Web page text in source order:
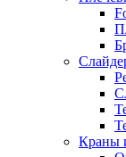
Краны